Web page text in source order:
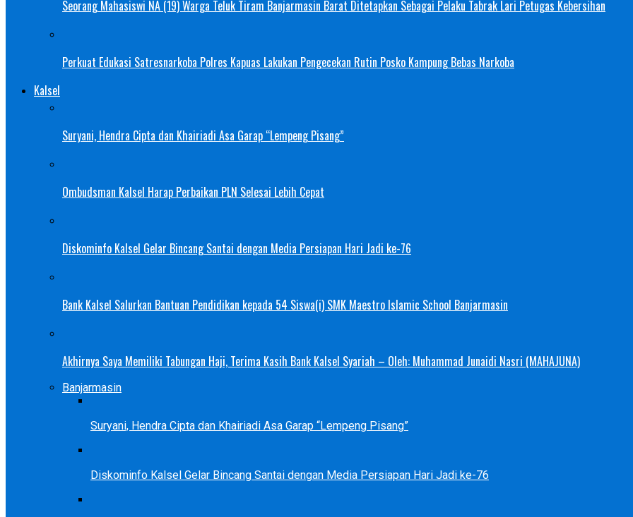
Seorang Mahasiswi NA (19) Warga Teluk Tiram Banjarmasin Barat Ditetapkan Sebagai Pelaku Tabrak Lari Petugas Kebersihan
Perkuat Edukasi Satresnarkoba Polres Kapuas Lakukan Pengecekan Rutin Posko Kampung Bebas Narkoba
Kalsel
Suryani, Hendra Cipta dan Khairiadi Asa Garap “Lempeng Pisang”
Ombudsman Kalsel Harap Perbaikan PLN Selesai Lebih Cepat
Diskominfo Kalsel Gelar Bincang Santai dengan Media Persiapan Hari Jadi ke-76
Bank Kalsel Salurkan Bantuan Pendidikan kepada 54 Siswa(i) SMK Maestro Islamic School Banjarmasin
Akhirnya Saya Memiliki Tabungan Haji, Terima Kasih Bank Kalsel Syariah – Oleh: Muhammad Junaidi Nasri (MAHAJUNA)
Banjarmasin
Suryani, Hendra Cipta dan Khairiadi Asa Garap “Lempeng Pisang”
Diskominfo Kalsel Gelar Bincang Santai dengan Media Persiapan Hari Jadi ke-76